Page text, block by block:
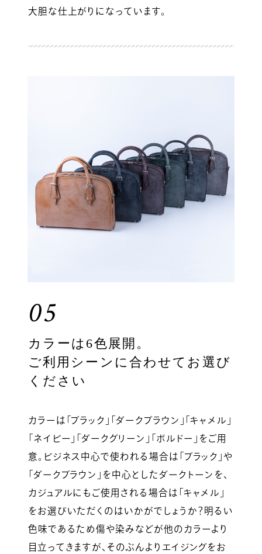
大胆な仕上がりになっています。
05
カラーは6色展開。
ご利用シーンに合わせてお選び
ください
カラーは「ブラック」「ダークブラウン」「キャメル」
「ネイビー」「ダークグリーン」「ボルドー」をご用
意。ビジネス中心で使われる場合は「ブラック」や
「ダークブラウン」を中心としたダークトーンを、
カジュアルにもご使用される場合は「キャメル」
をお選びいただくのはいかがでしょうか？明るい
色味であるため傷や染みなどが他のカラーより
目立ってきますが、そのぶんよりエイジングをお